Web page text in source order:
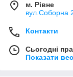
м. Рівне
вул.Соборна
Контакти
Сьогодні
Показати